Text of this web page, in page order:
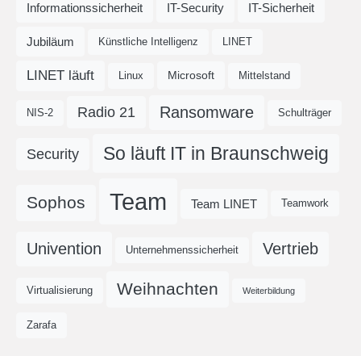
Informationssicherheit IT-Security IT-Sicherheit
Jubiläum Künstliche Intelligenz LINET
LINET läuft Linux Microsoft Mittelstand
NIS-2 Radio 21 Ransomware Schulträger
Security So läuft IT in Braunschweig
Sophos Team Team LINET Teamwork
Univention Unternehmenssicherheit Vertrieb
Virtualisierung Weihnachten Weiterbildung
Zarafa